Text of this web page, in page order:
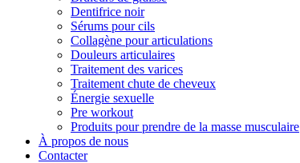
Dentifrice noir
Sérums pour cils
Collagène pour articulations
Douleurs articulaires
Traitement des varices
Traitement chute de cheveux
Énergie sexuelle
Pre workout
Produits pour prendre de la masse musculaire
À propos de nous
Contacter